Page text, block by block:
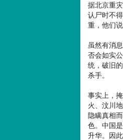
据北京重
认尸时不
重，他们
虽然有消
否会如实
统，破旧
杀手。
事实上，
火、汶川
隐瞒真相
色。中国
升华。因